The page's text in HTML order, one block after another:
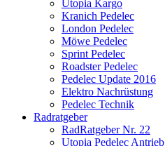
Utopia Kargo
Kranich Pedelec
London Pedelec
Möwe Pedelec
Sprint Pedelec
Roadster Pedelec
Pedelec Update 2016
Elektro Nachrüstung
Pedelec Technik
Radratgeber
RadRatgeber Nr. 22
Utopia Pedelec Antrieb